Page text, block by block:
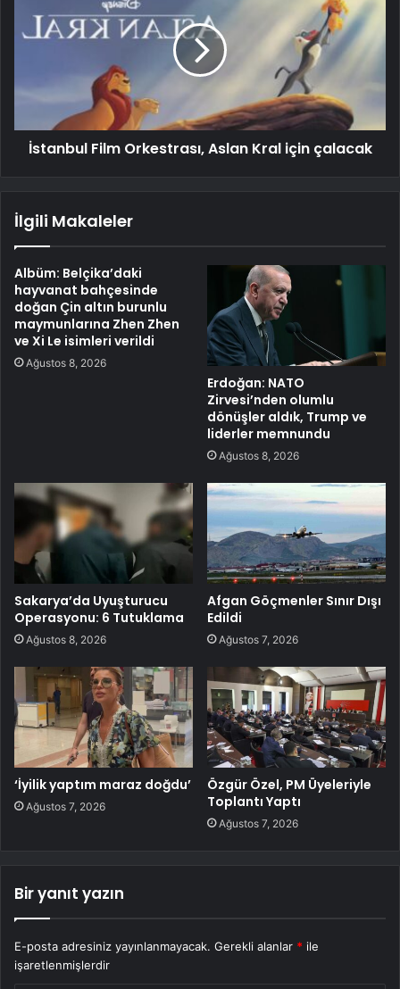
İstanbul Film Orkestrası, Aslan Kral için çalacak
İlgili Makaleler
Albüm: Belçika’daki
hayvanat bahçesinde
doğan Çin altın burunlu
maymunlarına Zhen Zhen
ve Xi Le isimleri verildi
Ağustos 8, 2026
Erdoğan: NATO
Zirvesi’nden olumlu
dönüşler aldık, Trump ve
liderler memnundu
Ağustos 8, 2026
Sakarya’da Uyuşturucu
Operasyonu: 6 Tutuklama
Ağustos 8, 2026
Afgan Göçmenler Sınır Dışı
Edildi
Ağustos 7, 2026
‘İyilik yaptım maraz doğdu’
Ağustos 7, 2026
Özgür Özel, PM Üyeleriyle
Toplantı Yaptı
Ağustos 7, 2026
Bir yanıt yazın
E-posta adresiniz yayınlanmayacak. Gerekli alanlar * ile
işaretlenmişlerdir